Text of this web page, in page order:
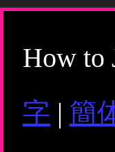
How to
字 | 簡